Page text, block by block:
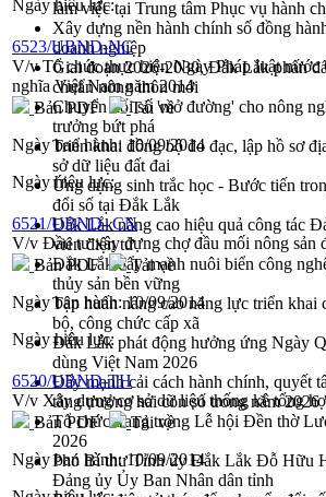
làm việc tại Trung tâm Phục vụ hành
Xây dựng nền hành chính số đồng
doanh nghiệp
Giai đoạn 2026-2030, Đắk Lắk phấn
chuẩn nông thôn mới
Chuyển đổi số 'mở đường' cho nông
trưởng bứt phá
Triển khai đồng bộ đo đạc, lập hồ sơ
sở dữ liệu đất đai
Ứng dụng sinh trắc học - Bước tiến
đổi số tại Đắk Lắk
Đắk Lắk nâng cao hiệu quả công tác
viên điện tử
Đắk Lắk đẩy mạnh nuôi biển công
thủy sản bền vững
Tập huấn nâng cao năng lực triển khai
bộ, công chức cấp xã
Đắk Lắk phát động hưởng ứng Ngày
dùng Việt Nam 2026
Đẩy mạnh cải cách hành chính, quyết
tăng trưởng hai con số trong năm 2026
Tổ chức trang trọng Lễ hội Đền thờ
2026
Phó Bí thư Tỉnh ủy Đắk Lắk Đỗ Hữu
Đảng ủy Ủy Ban Nhân dân tỉnh
Ngày hiệu lực:
6523/UBND-NC
V/v Tổ chức thực hiện Ngày Pháp luật nước
nghĩa Việt Nam năm 2014
Bản PDF
Tải về
Ngày ban hành: 10/09/2014
Ngày hiệu lực:
6521/UBND- CN
V/v Đầu tư xây dựng chợ đầu mối nông sản
Bản PDF
Tải về
Ngày ban hành:10/09/2014
Ngày hiệu lực:
6520/UBND-TH
V/v Xây dựng cơ sở dữ liệu thống kê tổng
Bản PDF
Tải về
Ngày ban hành:10/09/2014